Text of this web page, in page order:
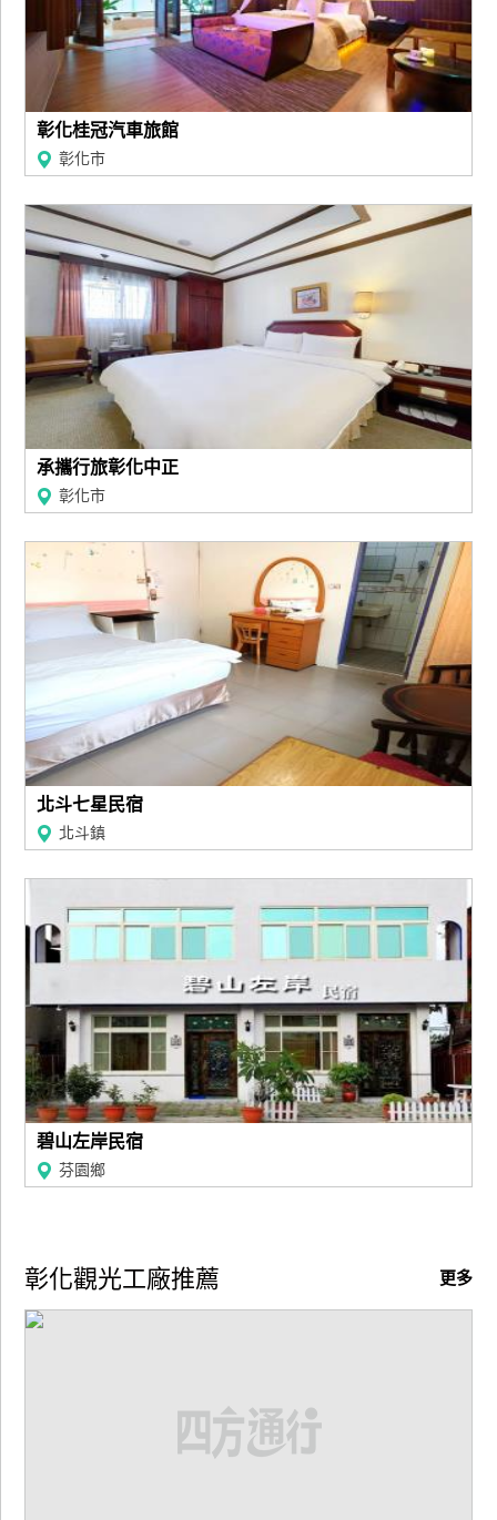
彰化桂冠汽車旅館
彰化市
承攜行旅彰化中正
彰化市
北斗七星民宿
北斗鎮
碧山左岸民宿
芬園鄉
更多
彰化觀光工廠推薦